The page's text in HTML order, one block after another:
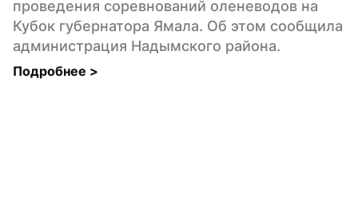
проведения соревнований оленеводов на
Кубок губернатора Ямала. Об этом сообщила
администрация Надымского района.
Подробнее >